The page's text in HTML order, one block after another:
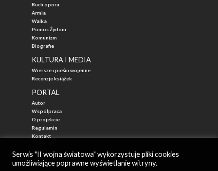
Ruch oporu
Armia
Walka
Pomoc Żydom
Komunizm
Biografie
KULTURA I MEDIA
Wiersze i pieśni wojenne
Recenzje książek
PORTAL
Autor
Współpraca
O projekcie
Regulamin
Kontakt
Serwis "II wojna światowa" wykorzystuje pliki cookies
umożliwiające poprawne wyświetlanie witryny.